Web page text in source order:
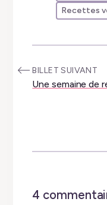
Recettes
:BILLET SUIVANT
Une semaine de
4